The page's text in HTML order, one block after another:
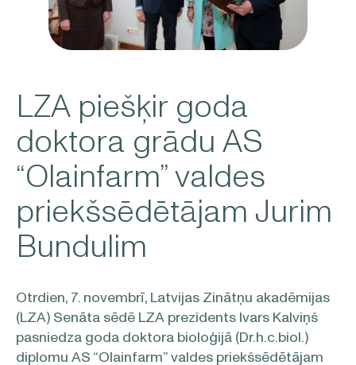
LZA piešķir goda
doktora grādu AS
“Olainfarm” valdes
priekšsēdētājam Jurim
Bundulim
Otrdien, 7. novembrī, Latvijas Zinātņu akadēmijas
(LZA) Senāta sēdē LZA prezidents Ivars Kalviņš
pasniedza goda doktora bioloģijā (Dr.h.c.biol.)
diplomu AS “Olainfarm” valdes priekšsēdētājam